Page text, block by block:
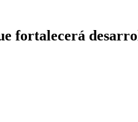
fortalecerá